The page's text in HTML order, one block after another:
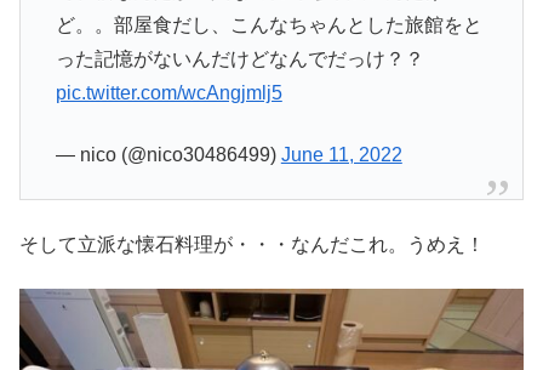
ど。。部屋食だし、こんなちゃんとした旅館をと
った記憶がないんだけどなんでだっけ？？
pic.twitter.com/wcAngjmlj5
— nico (@nico30486499) June 11, 2022
そして立派な懐石料理が・・・なんだこれ。うめえ！